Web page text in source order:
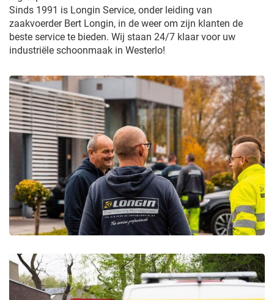
Sinds 1991 is Longin Service, onder leiding van
zaakvoerder Bert Longin, in de weer om zijn klanten de
beste service te bieden. Wij staan 24/7 klaar voor uw
industriële schoonmaak in Westerlo!